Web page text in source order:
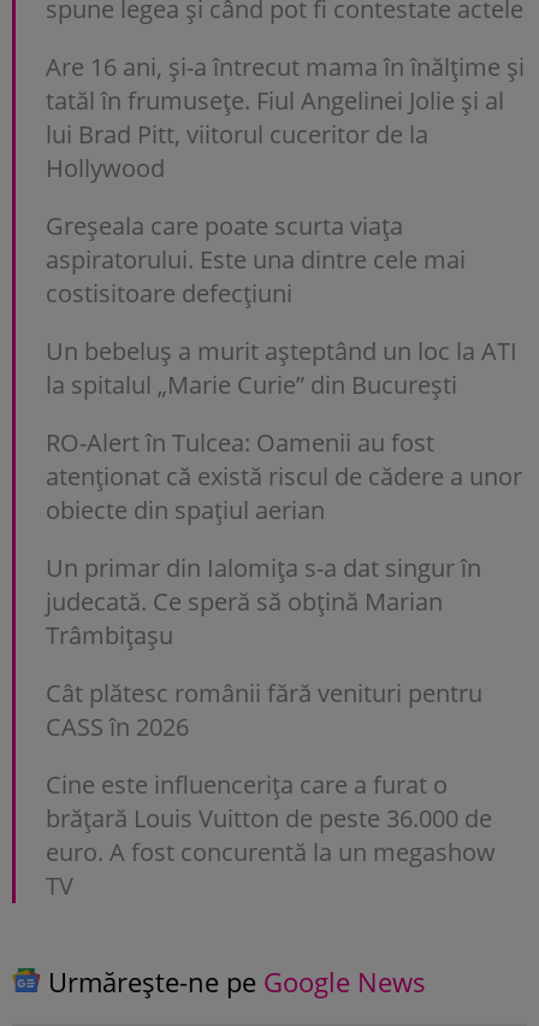
spune legea și când pot fi contestate actele
Are 16 ani, și-a întrecut mama în înălțime și
tatăl în frumusețe. Fiul Angelinei Jolie și al
lui Brad Pitt, viitorul cuceritor de la
Hollywood
Greșeala care poate scurta viața
aspiratorului. Este una dintre cele mai
costisitoare defecțiuni
Un bebeluș a murit așteptând un loc la ATI
la spitalul „Marie Curie” din București
RO-Alert în Tulcea: Oamenii au fost
atenționat că există riscul de cădere a unor
obiecte din spațiul aerian
Un primar din Ialomița s-a dat singur în
judecată. Ce speră să obțină Marian
Trâmbițașu
Cât plătesc românii fără venituri pentru
CASS în 2026
Cine este influencerița care a furat o
brățară Louis Vuitton de peste 36.000 de
euro. A fost concurentă la un megashow
TV
Urmărește-ne pe Google News